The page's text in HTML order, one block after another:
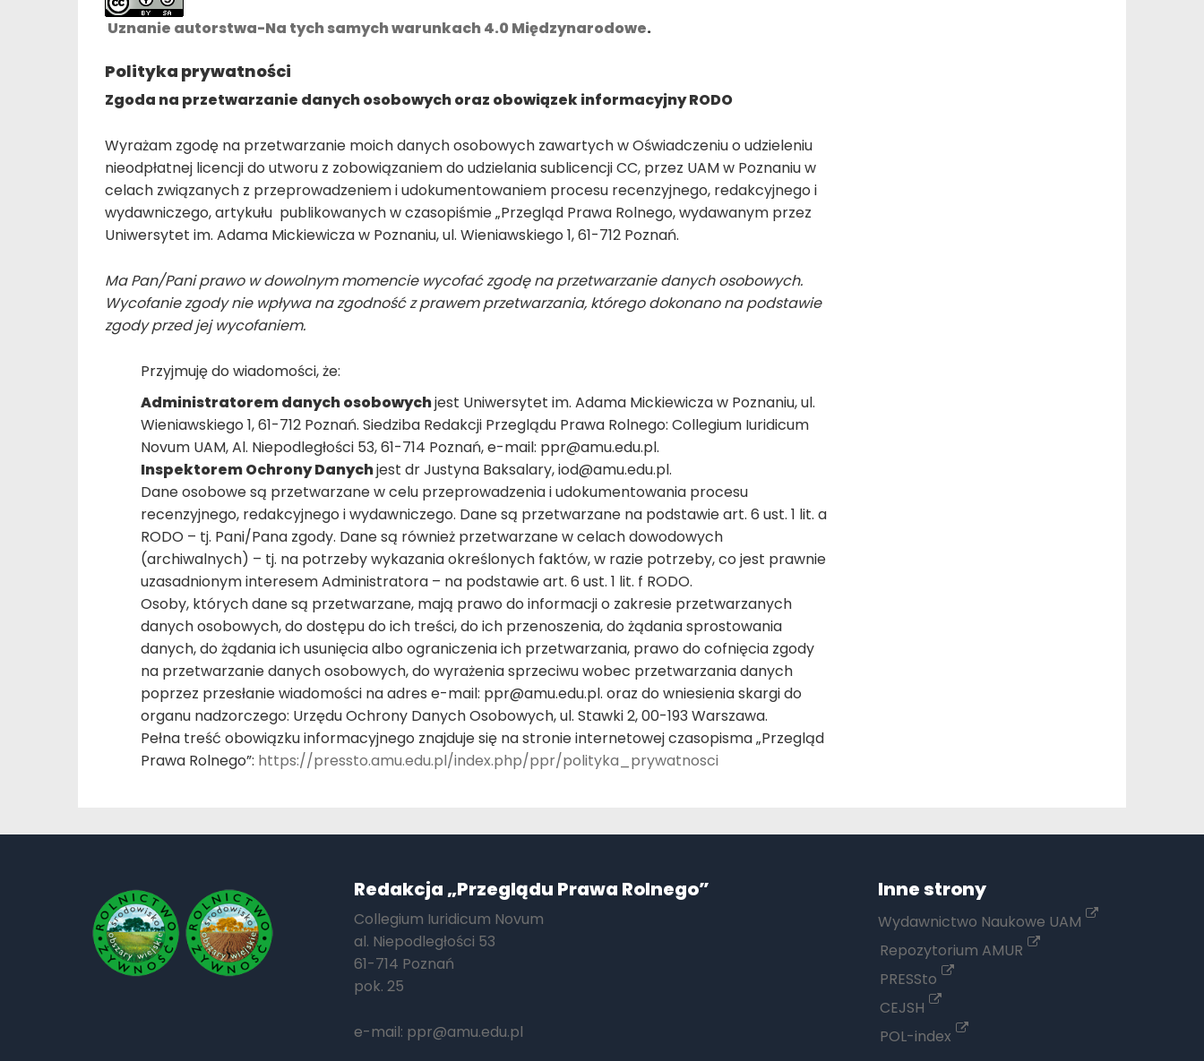
Uznanie autorstwa-Na tych samych warunkach 4.0 Międzynarodowe.
Polityka prywatności
Zgoda na przetwarzanie danych osobowych oraz obowiązek informacyjny RODO
Wyrażam zgodę na przetwarzanie moich danych osobowych zawartych w Oświadczeniu o udzieleniu
nieodpłatnej licencji do utworu z zobowiązaniem do udzielania sublicencji CC, przez UAM w Poznaniu w
celach związanych z przeprowadzeniem i udokumentowaniem procesu recenzyjnego, redakcyjnego i
wydawniczego, artykułu publikowanych w czasopiśmie „Przegląd Prawa Rolnego, wydawanym przez
Uniwersytet im. Adama Mickiewicza w Poznaniu, ul. Wieniawskiego 1, 61-712 Poznań.
Ma Pan/Pani prawo w dowolnym momencie wycofać zgodę na przetwarzanie danych osobowych.
Wycofanie zgody nie wpływa na zgodność z prawem przetwarzania, którego dokonano na podstawie
zgody przed jej wycofaniem.
Przyjmuję do wiadomości, że:
Administratorem danych osobowychjest Uniwersytet im. Adama Mickiewicza w Poznaniu, ul.
Wieniawskiego 1, 61-712 Poznań. Siedziba Redakcji Przeglądu Prawa Rolnego: Collegium Iuridicum
Novum UAM, Al. Niepodległości 53, 61-714 Poznań, e-mail: ppr@amu.edu.pl.
Inspektorem Ochrony Danychjest dr Justyna Baksalary, iod@amu.edu.pl.
Dane osobowe są przetwarzane w celu przeprowadzenia i udokumentowania procesu
recenzyjnego, redakcyjnego i wydawniczego. Dane są przetwarzane na podstawie art. 6 ust. 1 lit. a
RODO – tj. Pani/Pana zgody. Dane są również przetwarzane w celach dowodowych
(archiwalnych) – tj. na potrzeby wykazania określonych faktów, w razie potrzeby, co jest prawnie
uzasadnionym interesem Administratora – na podstawie art. 6 ust. 1 lit. f RODO.
Osoby, których dane są przetwarzane, mają prawo do informacji o zakresie przetwarzanych
danych osobowych, do dostępu do ich treści, do ich przenoszenia, do żądania sprostowania
danych, do żądania ich usunięcia albo ograniczenia ich przetwarzania, prawo do cofnięcia zgody
na przetwarzanie danych osobowych, do wyrażenia sprzeciwu wobec przetwarzania danych
poprzez przesłanie wiadomości na adres e-mail: ppr@amu.edu.pl. oraz do wniesienia skargi do
organu nadzorczego: Urzędu Ochrony Danych Osobowych, ul. Stawki 2, 00-193 Warszawa.
Pełna treść obowiązku informacyjnego znajduje się na stronie internetowej czasopisma „Przegląd
Prawa Rolnego”: https://pressto.amu.edu.pl/index.php/ppr/polityka_prywatnosci
Redakcja „Przeglądu Prawa Rolnego”
Collegium Iuridicum Novum
al. Niepodległości 53
61-714 Poznań
pok. 25
e-mail: ppr@amu.edu.pl
Inne strony
Wydawnictwo Naukowe UAM
Repozytorium AMUR
PRESSto
CEJSH
POL-index